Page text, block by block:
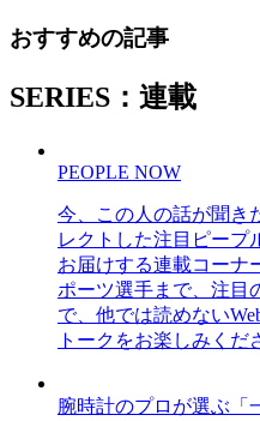
おすすめの記事
SERIES：連載
PEOPLE NOW
今、この人の話が聞き
レクトした注目ピープ
お届けする連載コーナ
ポーツ選手まで、注目
で、他では読めない
トークをお楽しみくだ
腕時計のプロが選ぶ「